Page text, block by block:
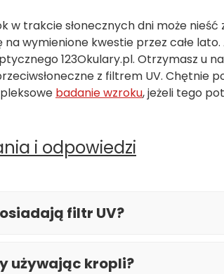
w trakcie słonecznych dni może
wymienione kwestie przez całe
123Okulary.pl. Otrzymasz u
z filtrem UV. Chętnie
badanie wzroku, jeżeli tego
i odpowiedzi
filtr UV?
używając kropli?